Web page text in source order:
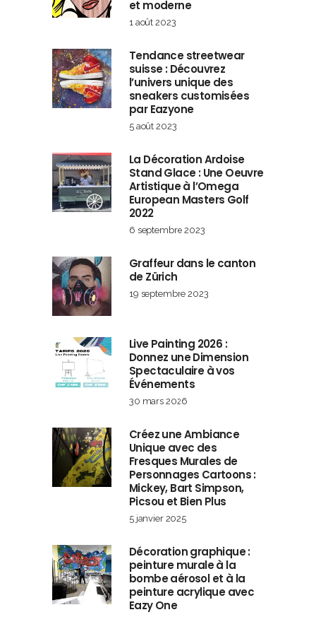
et moderne
1 août 2023
Tendance streetwear
suisse : Découvrez
l’univers unique des
sneakers customisées
par Eazyone
5 août 2023
La Décoration Ardoise
Stand Glace : Une Oeuvre
Artistique à l’Omega
European Masters Golf
2022
6 septembre 2023
Graffeur dans le canton
de Zürich
19 septembre 2023
Live Painting 2026 :
Donnez une Dimension
Spectaculaire à vos
Événements
30 mars 2026
Créez une Ambiance
Unique avec des
Fresques Murales de
Personnages Cartoons :
Mickey, Bart Simpson,
Picsou et Bien Plus
5 janvier 2025
Décoration graphique :
peinture murale à la
bombe aérosol et à la
peinture acrylique avec
Eazy One